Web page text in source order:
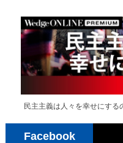
民主主義は人々を幸せにする
Facebook